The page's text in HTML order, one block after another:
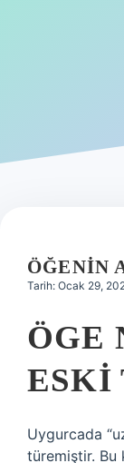
Hakkımızda
ÖĞENIN
Tarih: Ocak 29,
ÖGE
ESKI
Uygurcada
türemiştir. Bu